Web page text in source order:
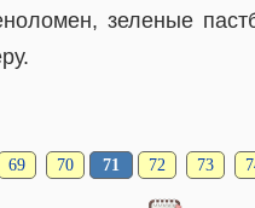
зеленые
69 70 71 72 73